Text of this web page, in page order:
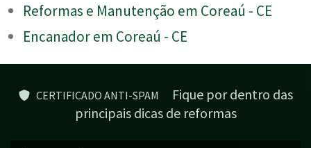
Reformas e Manutenção em Coreaú - CE
Encanador em Coreaú - CE
CERTIFICADO ANTI-SPAM
Fique por dentro das
principais dicas de reformas